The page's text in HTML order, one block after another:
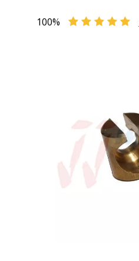
100%